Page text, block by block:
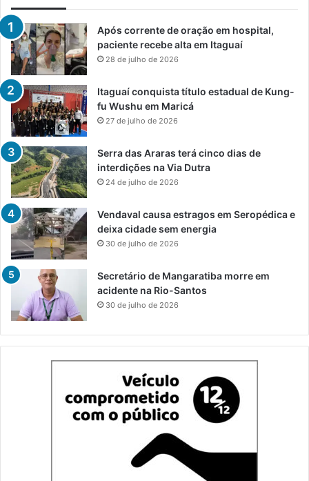
Após corrente de oração em hospital,
paciente recebe alta em Itaguaí
28 de julho de 2026
Itaguaí conquista título estadual de Kung-
fu Wushu em Maricá
27 de julho de 2026
Serra das Araras terá cinco dias de
interdições na Via Dutra
24 de julho de 2026
Vendaval causa estragos em Seropédica e
deixa cidade sem energia
30 de julho de 2026
Secretário de Mangaratiba morre em
acidente na Rio-Santos
30 de julho de 2026